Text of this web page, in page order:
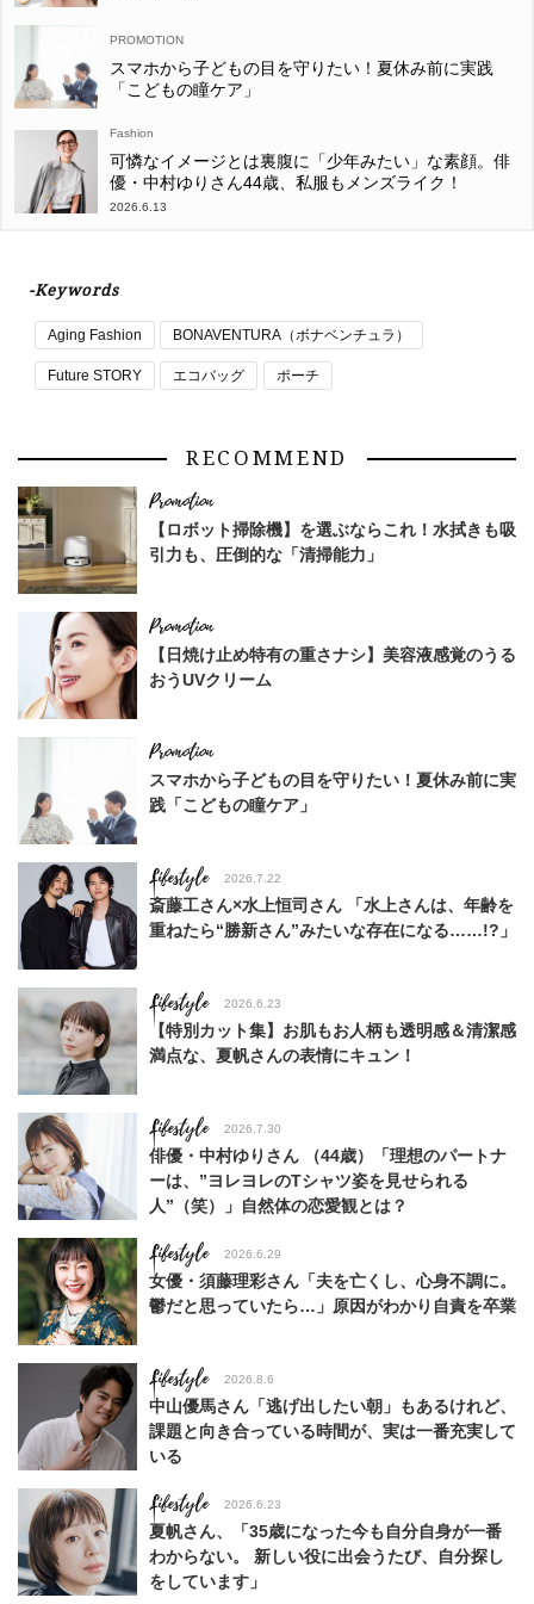
スマホから子どもの目を守りたい！夏休み前に実践
「こどもの瞳ケア」
Fashion
可憐なイメージとは裏腹に「少年みたい」な素顔。俳
優・中村ゆりさん44歳、私服もメンズライク！
2026.6.13
-Keywords
Aging Fashion BONAVENTURA（ボナベンチュラ）
Future STORY エコバッグ ポーチ
RECOMMEND
【ロボット掃除機】を選ぶならこれ！水拭きも吸
引力も、圧倒的な「清掃能力」
【日焼け止め特有の重さナシ】美容液感覚のうる
おうUVクリーム
スマホから子どもの目を守りたい！夏休み前に実
践「こどもの瞳ケア」
Lifestyle 2026.7.22
斎藤工さん×水上恒司さん 「水上さんは、年齢を
重ねたら“勝新さん”みたいな存在になる……!?」
Lifestyle 2026.6.23
【特別カット集】お肌もお人柄も透明感＆清潔感
満点な、夏帆さんの表情にキュン！
Lifestyle 2026.7.30
俳優・中村ゆりさん （44歳）「理想のパートナ
ーは、”ヨレヨレのTシャツ姿を見せられる
人”（笑）」自然体の恋愛観とは？
Lifestyle 2026.6.29
女優・須藤理彩さん「夫を亡くし、心身不調に。
鬱だと思っていたら…」原因がわかり自責を卒業
Lifestyle 2026.8.6
中山優馬さん「逃げ出したい朝」もあるけれど、
課題と向き合っている時間が、実は一番充実して
いる
Lifestyle 2026.6.23
夏帆さん、「35歳になった今も自分自身が一番
わからない。 新しい役に出会うたび、自分探し
をしています」